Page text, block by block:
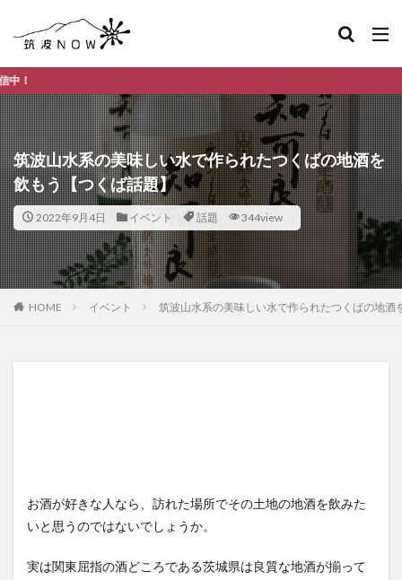
筑波山水系の美味しい水で作られたつくばの地酒を
飲もう【つくば話題】
2022年9月4日 イベント 話題 344view
HOME イベント 筑波山水系の美味しい水で作られたつくばの地酒
お酒が好きな人なら、訪れた場所でその土地の地酒を飲みた
いと思うのではないでしょうか。
実は関東屈指の酒どころである茨城県は良質な地酒が揃って